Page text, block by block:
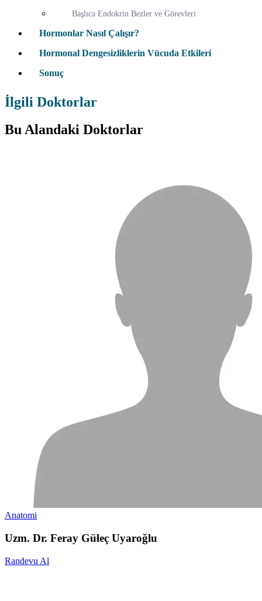
Başlıca Endokrin Bezler ve Görevleri
Hormonlar Nasıl Çalışır?
Hormonal Dengesizliklerin Vücuda Etkileri
Sonuç
İlgili Doktorlar
Bu Alandaki Doktorlar
Anatomi
Uzm. Dr. Feray Güleç Uyaroğlu
Randevu Al